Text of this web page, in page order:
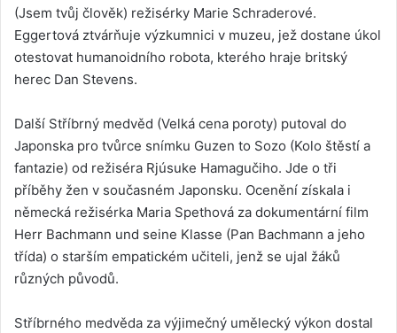
(Jsem tvůj člověk) režisérky Marie Schraderové.
Eggertová ztvárňuje výzkumnici v muzeu, jež dostane úkol
otestovat humanoidního robota, kterého hraje britský
herec Dan Stevens.
Další Stříbrný medvěd (Velká cena poroty) putoval do
Japonska pro tvůrce snímku Guzen to Sozo (Kolo štěstí a
fantazie) od režiséra Rjúsuke Hamagučiho. Jde o tři
příběhy žen v současném Japonsku. Ocenění získala i
německá režisérka Maria Spethová za dokumentární film
Herr Bachmann und seine Klasse (Pan Bachmann a jeho
třída) o starším empatickém učiteli, jenž se ujal žáků
různých původů.
Stříbrného medvěda za výjimečný umělecký výkon dostal